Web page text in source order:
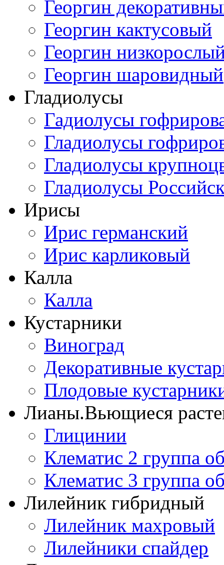
Георгин
Георгин кактусовый
Георгин
Георгин шаровидный
Гладиолусы
Гадиолусы
Гладиолусы
Гладиолусы
Гладиолусы
Ирисы
Ирис германский
Ирис карликовый
Калла
Калла
Кустарники
Виноград
Декоративные
Плодовые
Лианы.Вьющиеся
Глицинии
Клематис 2 группа
Клематис 3 группа
Лилейник гибридный
Лилейник махровый
Лилейники спайдер